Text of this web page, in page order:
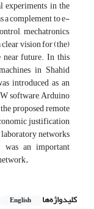
experiments in the
a complement to e-
mechatronics,
vision for (the)
near future. In this
in Shahid
introduced as an
software, Arduino
proposed remote
justification
networks
was an important
.
کلیدواژه‌ها English